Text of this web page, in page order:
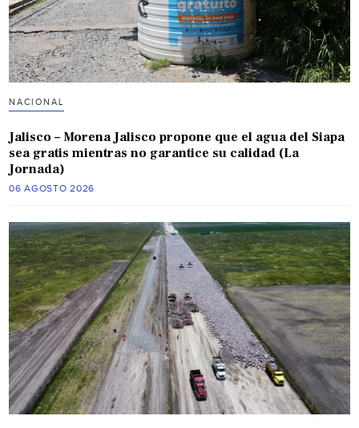
NACIONAL
Jalisco – Morena Jalisco propone que el agua del Siapa
sea gratis mientras no garantice su calidad (La
Jornada)
06 AGOSTO 2026